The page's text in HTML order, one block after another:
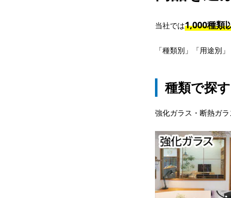
当社では1,000種類
「種類別」「用途別
種類で探す
強化ガラス・断熱ガ